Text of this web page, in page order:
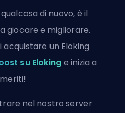
di nuovo, è il
giocare e migliorare.
un Eloking
su Eloking e inizia a
nel nostro server